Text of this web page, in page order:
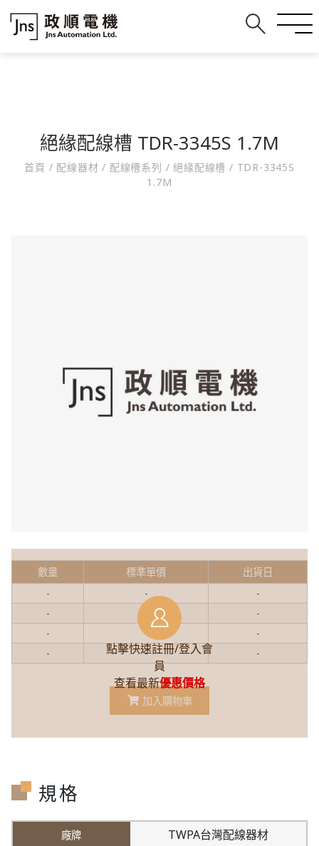
絕緣配線槽 TDR-3345S 1.7M
首頁 / 配線器材/ 配線槽系列 / 絕緣配線槽/ TDR-3345S
1.7M
點擊快速註冊/登入會
員
查看最新優惠價格
數量 標準單價
出貨日
-
-
-
-
-
-
-
-
-
- -
加入購物車
規格
TWPA台灣配線器材